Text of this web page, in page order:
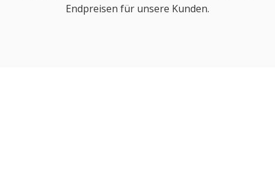
Endpreisen für unsere Kunden.